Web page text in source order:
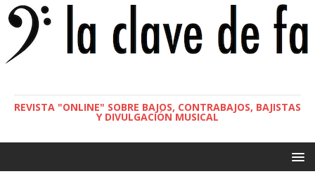
REVISTA "ONLINE" SOBRE BAJOS, CONTRABAJOS, BAJISTAS
Y DIVULGACIÓN MUSICAL